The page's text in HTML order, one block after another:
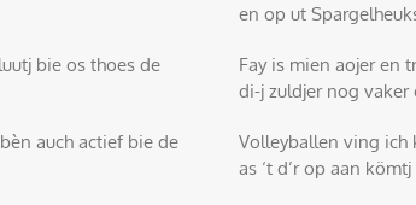
bie os thoes de
auch actief bie de
en op ut
Fay is mien aojer en
di-j zuldjer nog vaker
Volleyballen ving ich
as ‘t d’r op aan